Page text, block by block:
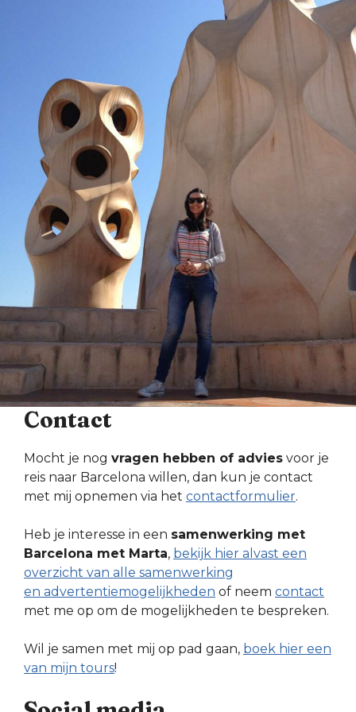
Contact
Mocht je nog vragen hebben of advies voor je
reis naar Barcelona willen, dan kun je contact
met mij opnemen via het contactformulier.
Heb je interesse in een samenwerking met
Barcelona met Marta, bekijk hier alvast een
overzicht van alle samenwerking
en advertentiemogelijkheden of neem contact
met me op om de mogelijkheden te bespreken.
Wil je samen met mij op pad gaan, boek hier een
van mijn tours!